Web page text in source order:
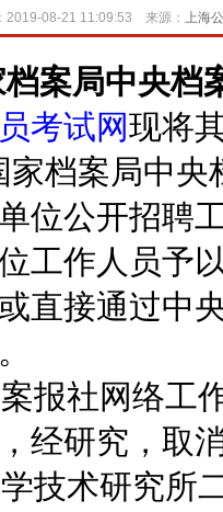
2019-08-21 11:09:53 来源： 上海
档案局中央
考试网现将
案局中央
公开招聘工
工作人员予
直接通过中
社网络工作
经研究，取
术研究所二